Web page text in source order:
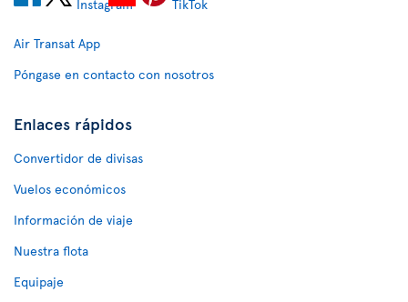
Air Transat App
Póngase en contacto con nosotros
Enlaces rápidos
Convertidor de divisas
Vuelos económicos
Información de viaje
Nuestra flota
Equipaje